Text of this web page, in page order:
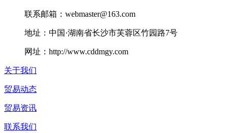
联系邮箱：webmaster@163.com
地址：中国·湖南省长沙市芙蓉区竹园路7号
网址：http://www.cddmgy.com
关于我们
贸易动态
贸易资讯
联系我们